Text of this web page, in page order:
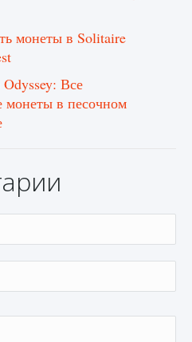
монеты в Solitaire
Все
монеты в песочном